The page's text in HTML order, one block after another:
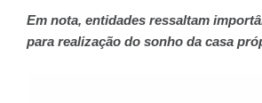
Em nota, entidades ressaltam
para realização do sonho da casa